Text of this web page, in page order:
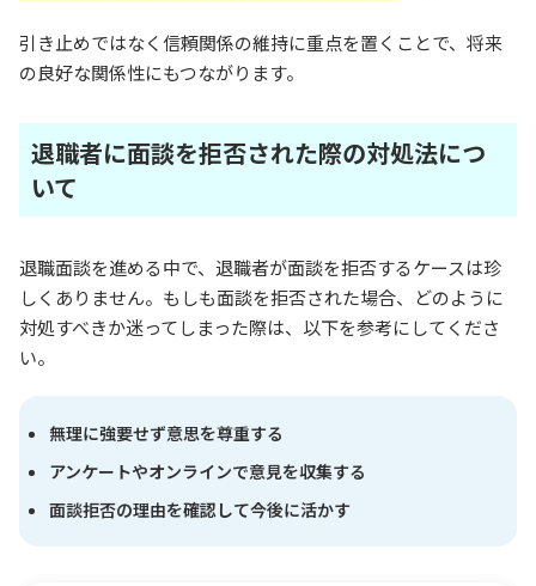
引き止めではなく信頼関係の維持に重点を置くことで、将来
の良好な関係性にもつながります。
退職者に面談を拒否された際の対処法につ
いて
退職面談を進める中で、退職者が面談を拒否するケースは珍
しくありません。もしも面談を拒否された場合、どのように
対処すべきか迷ってしまった際は、以下を参考にしてくださ
い。
無理に強要せず意思を尊重する
アンケートやオンラインで意見を収集する
面談拒否の理由を確認して今後に活かす